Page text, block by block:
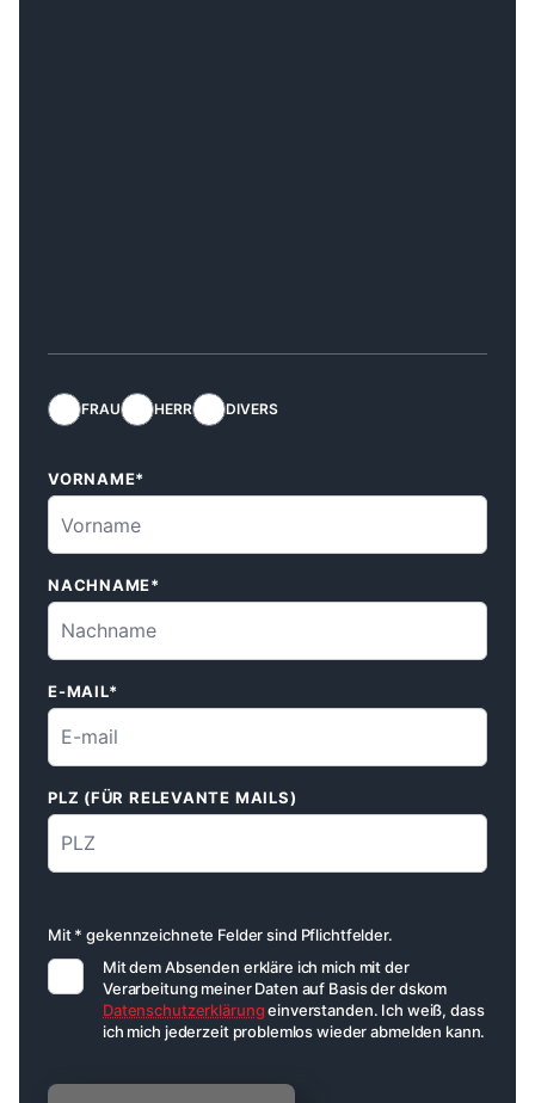
FRAU HERR DIVERS
VORNAME*
NACHNAME*
E-MAIL*
PLZ (FÜR RELEVANTE MAILS)
Mit * gekennzeichnete Felder sind Pflichtfelder.
Mit dem Absenden erkläre ich mich mit der
Verarbeitung meiner Daten auf Basis der dskom
Datenschutzerklärungeinverstanden. Ich weiß, dass
ich mich jederzeit problemlos wieder abmelden kann.